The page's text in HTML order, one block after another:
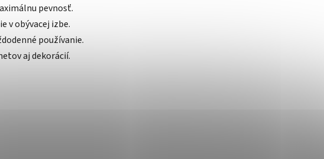
pevnosť.
v obývacej izbe.
používanie.
aj dekorácií.